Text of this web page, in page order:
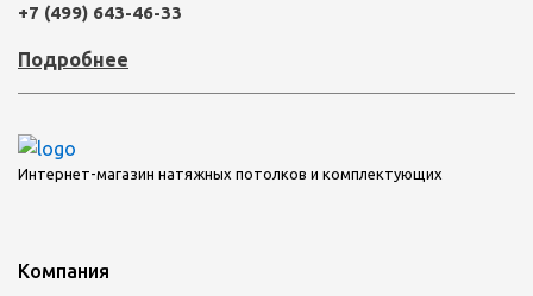
+7 (499) 643-46-33
Подробнее
Интернет-магазин натяжных потолков и комплектующих
Компания